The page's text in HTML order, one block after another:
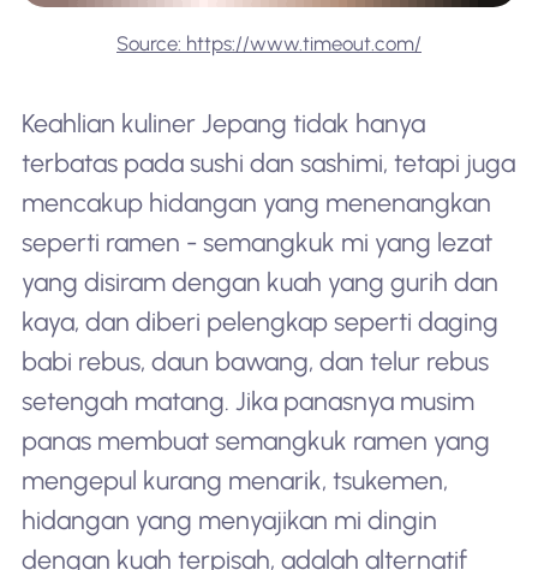
Source: https://www.timeout.com/
Keahlian kuliner Jepang tidak hanya
terbatas pada sushi dan sashimi, tetapi juga
mencakup hidangan yang menenangkan
seperti ramen - semangkuk mi yang lezat
yang disiram dengan kuah yang gurih dan
kaya, dan diberi pelengkap seperti daging
babi rebus, daun bawang, dan telur rebus
setengah matang. Jika panasnya musim
panas membuat semangkuk ramen yang
mengepul kurang menarik, tsukemen,
hidangan yang menyajikan mi dingin
dengan kuah terpisah, adalah alternatif